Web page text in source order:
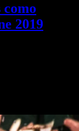
2019